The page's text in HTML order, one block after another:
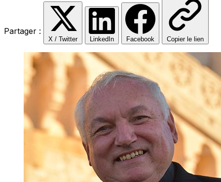
Partager :
X / Twitter LinkedIn Facebook Copier le lien